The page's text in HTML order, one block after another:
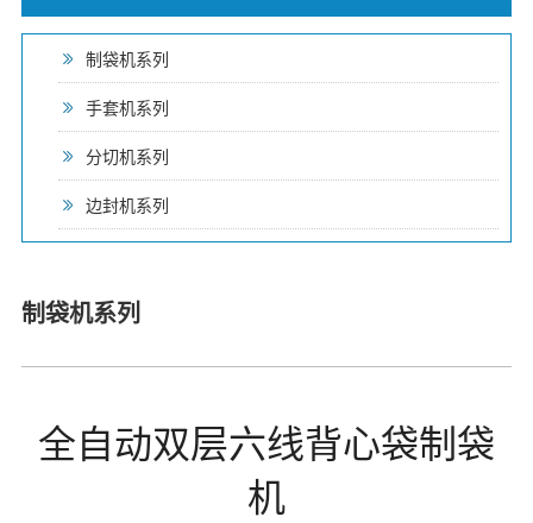
制袋机系列
手套机系列
分切机系列
边封机系列
制袋机系列
全自动双层六线背心袋制袋
机